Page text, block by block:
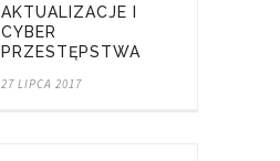
AKTUALIZACJE I
CYBER
PRZESTĘPSTWA
27 LIPCA 2017